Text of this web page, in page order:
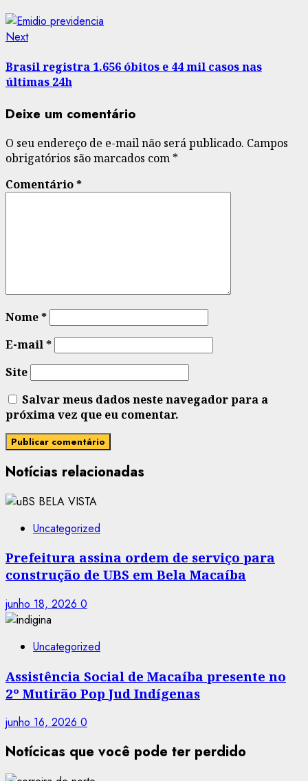
NextNext
Brasil registra 1.656 óbitos e 44 mil casos nas
últimas 24h
Deixe um comentário
O seu endereço de e-mail não será publicado. Campos
obrigatórios são marcados com *
Comentário*
Nome*
E-mail*
Site
Salvar meus dados neste navegador para a
próxima vez que eu comentar.
Notícias relacionadas
Uncategorized
Prefeitura assina ordem de serviço para
construção de UBS em Bela Macaíba
junho 18, 2026 0
Uncategorized
Assistência Social de Macaíba presente no
2º Mutirão Pop Jud Indígenas
junho 16, 2026 0
Notícicas que você pode ter perdido